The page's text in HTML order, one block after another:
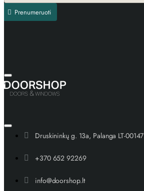
Prenumeruoti
Druskininkų g. 13a, Palanga LT-00147
+370 652 92269
info@doorshop.lt